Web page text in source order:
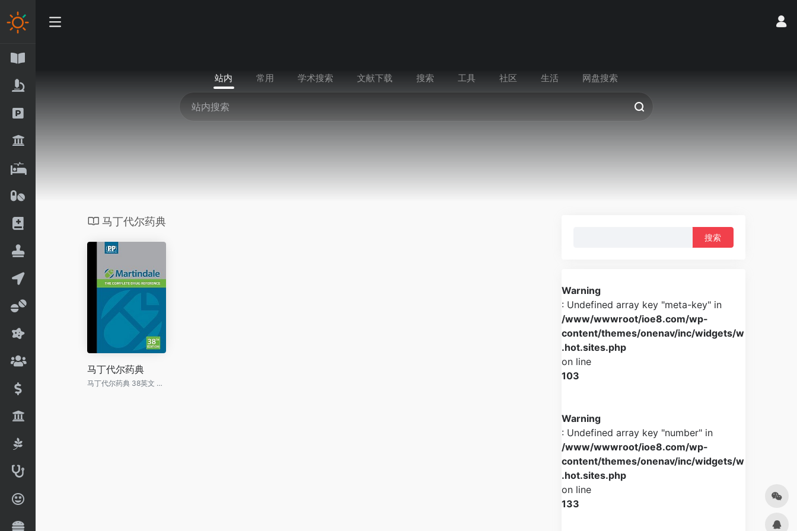
站内 常用 学术搜索 文献下载 搜索 工具 社区 生活 网盘搜索
马丁代尔药典
马丁代尔药典
马丁代尔药典 38英文 Martindale: The Complete Drug Reference 38th
Warning
: Undefined array key "meta-key" in
/www/wwwroot/ioe8.com/wp-
content/themes/onenav/inc/widgets/w
.hot.sites.php
on line
103
Warning
: Undefined array key "number" in
/www/wwwroot/ioe8.com/wp-
content/themes/onenav/inc/widgets/w
.hot.sites.php
on line
133